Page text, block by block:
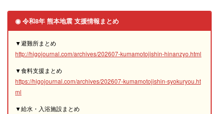
◉ 令和8年 熊本地震 支援情報まとめ
▼避難所まとめ
http://higojournal.com/archives/202607-kumamotojishin-hinanzyo.html
▼食料支援まとめ
https://higojournal.com/archives/202607-kumamotojishin-syokuryou.ht
ml
▼給水・入浴施設まとめ